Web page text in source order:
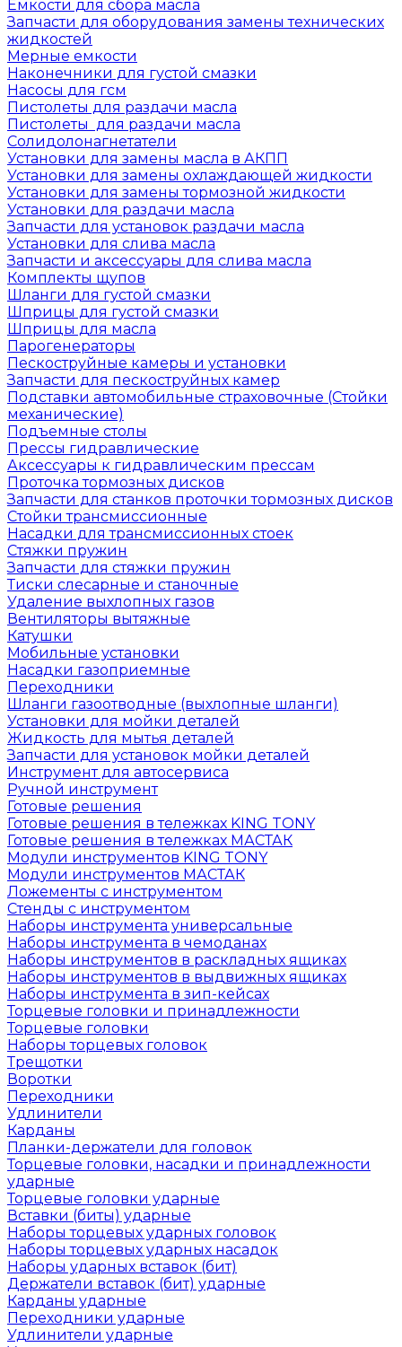
Емкости для сбора масла
Запчасти для оборудования замены технических
жидкостей
Мерные емкости
Наконечники для густой смазки
Насосы для гсм
Пистолеты для раздачи масла
Пистолеты для раздачи масла
Солидолонагнетатели
Установки для замены масла в АКПП
Установки для замены охлаждающей жидкости
Установки для замены тормозной жидкости
Установки для раздачи масла
Запчасти для установок раздачи масла
Установки для слива масла
Запчасти и аксессуары для слива масла
Комплекты щупов
Шланги для густой смазки
Шприцы для густой смазки
Шприцы для масла
Парогенераторы
Пескоструйные камеры и установки
Запчасти для пескоструйных камер
Подставки автомобильные страховочные (Стойки
механические)
Подъемные столы
Прессы гидравлические
Аксессуары к гидравлическим прессам
Проточка тормозных дисков
Запчасти для станков проточки тормозных дисков
Стойки трансмиссионные
Насадки для трансмиссионных стоек
Стяжки пружин
Запчасти для стяжки пружин
Тиски слесарные и станочные
Удаление выхлопных газов
Вентиляторы вытяжные
Катушки
Мобильные установки
Насадки газоприемные
Переходники
Шланги газоотводные (выхлопные шланги)
Установки для мойки деталей
Жидкость для мытья деталей
Запчасти для установок мойки деталей
Инструмент для автосервиса
Ручной инструмент
Готовые решения
Готовые решения в тележках KING TONY
Готовые решения в тележках МАСТАК
Модули инструментов KING TONY
Модули инструментов МАСТАК
Ложементы с инструментом
Стенды с инструментом
Наборы инструмента универсальные
Наборы инструмента в чемоданах
Наборы инструментов в раскладных ящиках
Наборы инструментов в выдвижных ящиках
Наборы инструмента в зип-кейсах
Торцевые головки и принадлежности
Торцевые головки
Наборы торцевых головок
Трещотки
Воротки
Переходники
Удлинители
Карданы
Планки-держатели для головок
Торцевые головки, насадки и принадлежности
ударные
Торцевые головки ударные
Вставки (биты) ударные
Наборы торцевых ударных головок
Наборы торцевых ударных насадок
Наборы ударных вставок (бит)
Держатели вставок (бит) ударные
Карданы ударные
Переходники ударные
Удлинители ударные